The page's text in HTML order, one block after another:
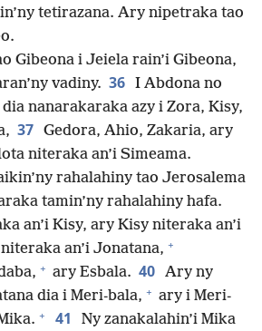
tetirazana. Ary nipetraka tao
Gibeona i Jeiela rain’i Gibeona,
vadiny. 36 I Abdona no
nanarakaraka azy i Zora, Kisy,
37 Gedora, Ahio, Zakaria, ary
niteraka an’i Simeama.
rahalahiny tao Jerosalema
tamin’ny rahalahiny hafa.
an’i Kisy, ary Kisy niteraka an’i
an’i Jonatana, +
+ ary Esbala. 40 Ary ny
dia i Meri-bala, + ary i Meri-
+ 41
Ny zanakalahin’i Mika